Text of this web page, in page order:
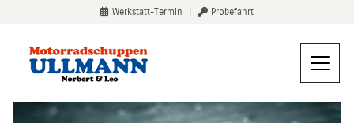
Werkstatt-Termin Probefahrt